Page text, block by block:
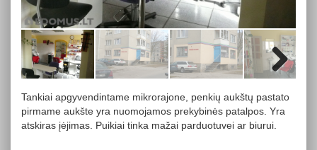
Tankiai apgyvendintame mikrorajone, penkių aukštų pastato
pirmame aukšte yra nuomojamos prekybinės patalpos. Yra
atskiras įėjimas. Puikiai tinka mažai parduotuvei ar biurui.